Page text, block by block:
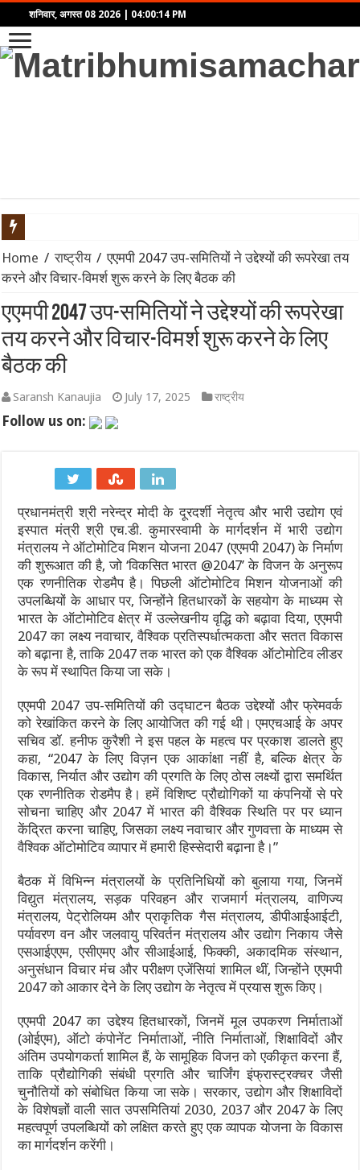
शनिवार, अगस्त 08 2026 04:00:14 PM
भारत सरकार का Meta पर बड़ा एक्शन: डीपफेक और प्रोपेगैंडा रोकने के
दिल्ली कैबिनेट का बड़ा फैसला: ‘दिल्ली प्राइवेट यूनिवर्सिटीज बिल 2026’
प्रयागराज में अबान अहमद के अंतिम संस्कार को लेकर सुरक्षा अलर्ट,
Spider-Man: Brand New Day का बॉक्स ऑफिस पर तूफान: दुनियाभर में
‘लोकल से ग्लोबल’ का महासंगम: भारत मंडपम में 12 से 15 अगस्त तक सजेगा
श्रीकृष्ण जन्मभूमि पर 9 अगस्त की प्रस्तावित कारसेवा को लेकर मथुरा में
Tata Motors Sales July 2026: टाटा मोटर्स की घरेलू और EV बिक्री में
भारत भाग्य विधाता OTT रिलीज: जानें कब और कहाँ देखें कंगना रनौत की
छत्तीसगढ़ धर्म स्वातंत्र्य अधिनियम 2026: जानिए नए कानून के कड़े नियम,
Home / राष्ट्रीय / एएमपी 2047 उप-समितियों ने उद्देश्यों की रूपरेखा तय
करने और विचार-विमर्श शुरू करने के लिए बैठक की
एएमपी 2047 उप-समितियों ने उद्देश्यों की रूपरेखा
तय करने और विचार-विमर्श शुरू करने के लिए
बैठक की
Saransh Kanaujia July 17, 2025 राष्ट्रीय
Follow us on:
प्रधानमंत्री श्री नरेन्द्र मोदी के दूरदर्शी नेतृत्व और भारी उद्योग एवं
इस्पात मंत्री श्री एच.डी. कुमारस्वामी के मार्गदर्शन में भारी उद्योग
मंत्रालय ने ऑटोमोटिव मिशन योजना 2047 (एएमपी 2047) के निर्माण
की शुरूआत की है, जो ‘विकसित भारत @2047’ के विजन के अनुरूप
एक रणनीतिक रोडमैप है। पिछली ऑटोमोटिव मिशन योजनाओं की
उपलब्धियों के आधार पर, जिन्होंने हितधारकों के सहयोग के माध्यम से
भारत के ऑटोमोटिव क्षेत्र में उल्लेखनीय वृद्धि को बढ़ावा दिया, एएमपी
2047 का लक्ष्य नवाचार, वैश्विक प्रतिस्पर्धात्मकता और सतत विकास
को बढ़ाना है, ताकि 2047 तक भारत को एक वैश्विक ऑटोमोटिव लीडर
के रूप में स्थापित किया जा सके।
एएमपी 2047 उप-समितियों की उद्घाटन बैठक उद्देश्यों और फ्रेमवर्क
को रेखांकित करने के लिए आयोजित की गई थी। एमएचआई के अपर
सचिव डॉ. हनीफ कुरैशी ने इस पहल के महत्व पर प्रकाश डालते हुए
कहा, “2047 के लिए विज़न एक आकांक्षा नहीं है, बल्कि क्षेत्र के
विकास, निर्यात और उद्योग की प्रगति के लिए ठोस लक्ष्यों द्वारा समर्थित
एक रणनीतिक रोडमैप है। हमें विशिष्ट प्रौद्योगिकों या कंपनियों से परे
सोचना चाहिए और 2047 में भारत की वैश्विक स्थिति पर पर ध्यान
केंद्रित करना चाहिए, जिसका लक्ष्य नवाचार और गुणवत्ता के माध्यम से
वैश्विक ऑटोमोटिव व्यापार में हमारी हिस्सेदारी बढ़ाना है।”
बैठक में विभिन्न मंत्रालयों के प्रतिनिधियों को बुलाया गया, जिनमें
विद्युत मंत्रालय, सड़क परिवहन और राजमार्ग मंत्रालय, वाणिज्य
मंत्रालय, पेट्रोलियम और प्राकृतिक गैस मंत्रालय, डीपीआईआईटी,
पर्यावरण वन और जलवायु परिवर्तन मंत्रालय और उद्योग निकाय जैसे
एसआईएएम, एसीएमए और सीआईआई, फिक्की, अकादमिक संस्थान,
अनुसंधान विचार मंच और परीक्षण एजेंसियां शामिल थीं, जिन्होंने एएमपी
2047 को आकार देने के लिए उद्योग के नेतृत्व में प्रयास शुरू किए।
एएमपी 2047 का उद्देश्य हितधारकों, जिनमें मूल उपकरण निर्माताओं
(ओईएम), ऑटो कंपोनेंट निर्माताओं, नीति निर्माताओं, शिक्षाविदों और
अंतिम उपयोगकर्ता शामिल हैं, के सामूहिक विजऩ को एकीकृत करना हैं,
ताकि प्रौद्योगिकी संबंधी प्रगति और चार्जिंग इंफ्रास्ट्रक्चर जैसी
चुनौतियों को संबोधित किया जा सके। सरकार, उद्योग और शिक्षाविदों
के विशेषज्ञों वाली सात उपसमितियां 2030, 2037 और 2047 के लिए
महत्वपूर्ण उपलब्धियों को लक्षित करते हुए एक व्यापक योजना के विकास
का मार्गदर्शन करेंगी।